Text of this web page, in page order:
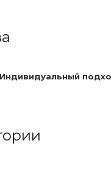
Индивидуальный